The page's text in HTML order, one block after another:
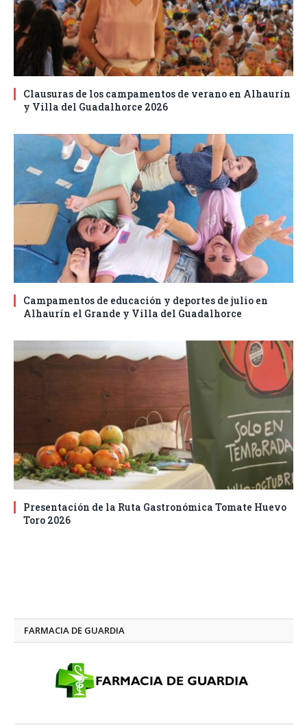
Clausuras de los campamentos de verano en Alhaurín
y Villa del Guadalhorce 2026
Campamentos de educación y deportes de julio en
Alhaurín el Grande y Villa del Guadalhorce
Presentación de la Ruta Gastronómica Tomate Huevo
Toro 2026
FARMACIA DE GUARDIA